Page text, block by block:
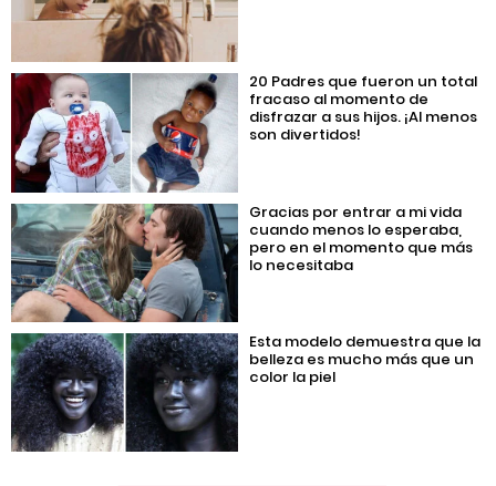
20 Padres que fueron un total
fracaso al momento de
disfrazar a sus hijos. ¡Al menos
son divertidos!
Gracias por entrar a mi vida
cuando menos lo esperaba,
pero en el momento que más
lo necesitaba
Esta modelo demuestra que la
belleza es mucho más que un
color la piel